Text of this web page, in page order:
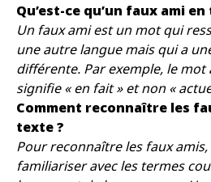
Qu’est-ce qu’un faux ami
Un faux ami est un mot qui
une autre langue mais qui a
différente. Par exemple, le mot
signifie « en fait » et non «
Comment reconnaître les
texte ?
Pour reconnaître les faux
familiariser avec les termes